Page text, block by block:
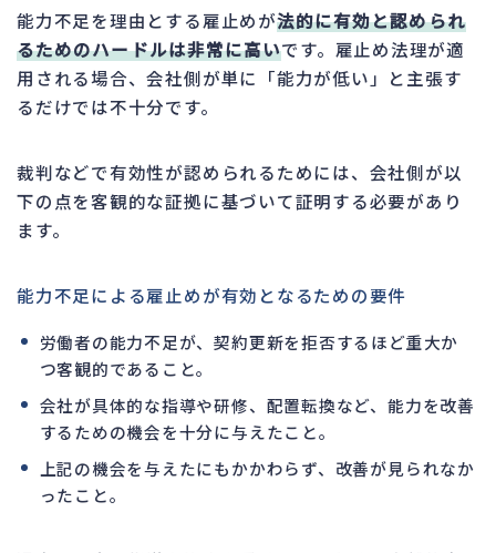
能力不足を理由とする雇止めが法的に有効と認められ
るためのハードルは非常に高いです。雇止め法理が適
用される場合、会社側が単に「能力が低い」と主張す
るだけでは不十分です。
裁判などで有効性が認められるためには、会社側が以
下の点を客観的な証拠に基づいて証明する必要があり
ます。
能力不足による雇止めが有効となるための要件
労働者の能力不足が、契約更新を拒否するほど重大か
つ客観的であること。
会社が具体的な指導や研修、配置転換など、能力を改善
するための機会を十分に与えたこと。
上記の機会を与えたにもかかわらず、改善が見られなか
ったこと。